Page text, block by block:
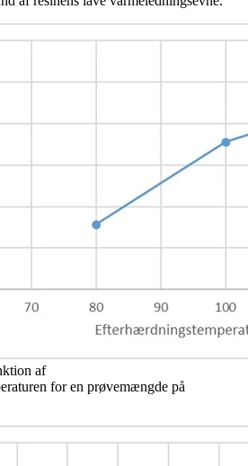
af
for en prøvemængde på